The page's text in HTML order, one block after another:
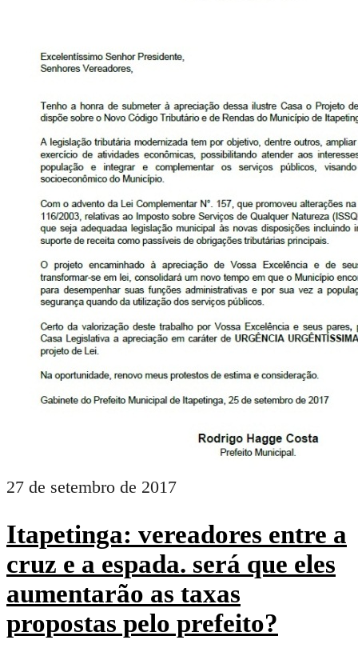
27 de setembro de 2017
Itapetinga: vereadores entre a
cruz e a espada. será que eles
aumentarão as taxas
propostas pelo prefeito?